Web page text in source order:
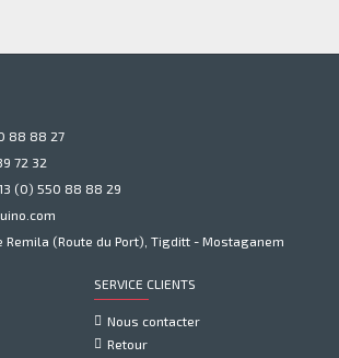
88 88 27
72 32
(0) 550 88 88 29
Remila (Route du Port), Tigditt - Mostaganem
SERVICE CLIENTS
Nous contacter
Retour